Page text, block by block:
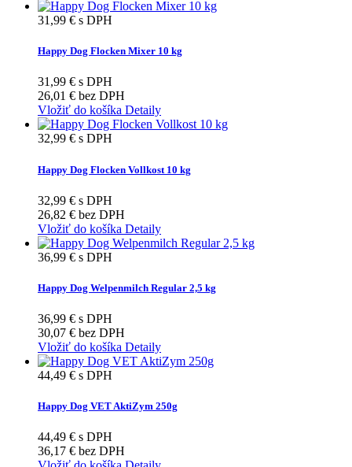
31,99 € s DPH
Happy Dog Flocken Mixer 10 kg
31,99 € s DPH
26,01 € bez DPH
Vložiť do košíka Detaily
32,99 € s DPH
Happy Dog Flocken Vollkost 10 kg
32,99 € s DPH
26,82 € bez DPH
Vložiť do košíka Detaily
36,99 € s DPH
Happy Dog Welpenmilch Regular 2,5 kg
36,99 € s DPH
30,07 € bez DPH
Vložiť do košíka Detaily
44,49 € s DPH
Happy Dog VET AktiZym 250g
44,49 € s DPH
36,17 € bez DPH